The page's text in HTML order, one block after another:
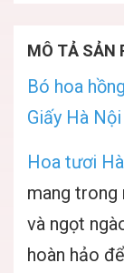
MÔ TẢ SẢN
Bó hoa
Giấy Hà
Hoa tươi
mang trong
và ngọt
hoàn hảo